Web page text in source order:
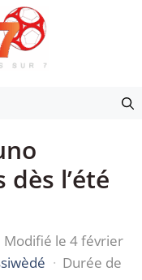
l’été
Modifié le 4 février
· Durée de